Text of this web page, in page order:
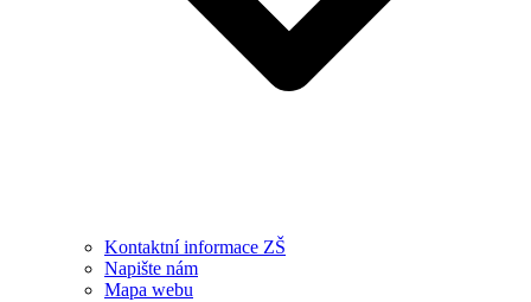
Kontaktní informace ZŠ
Napište nám
Mapa webu